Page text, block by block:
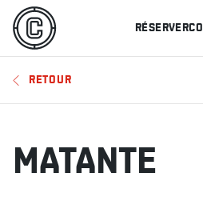
RÉSERVER
MENU
RESTAURANTS
OFFRES ET
RETOUR
MATANTE